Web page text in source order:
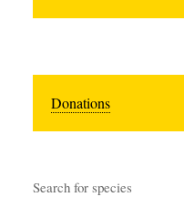
Donations
Search for species